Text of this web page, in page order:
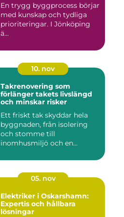
En trygg byggprocess börjar
med kunskap och tydliga
prioriteringar. I Jönköping
ä...
10. nov
Takrenovering som
förlänger takets livslängd
och minskar risker
Ett friskt tak skyddar hela
byggnaden, från isolering
och stomme till
inomhusmiljö och en...
05. nov
Elektriker i Oskarshamn:
Expertis och hållbara
lösningar